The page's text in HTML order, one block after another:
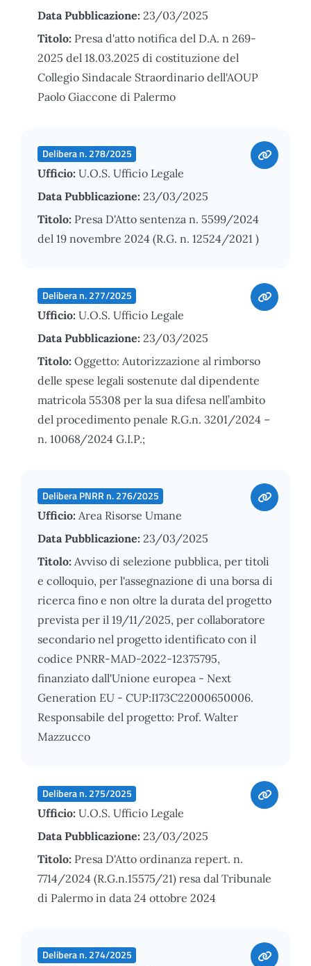
Data Pubblicazione: 23/03/2025
Titolo: Presa d'atto notifica del D.A. n 269-
2025 del 18.03.2025 di costituzione del
Collegio Sindacale Straordinario dell'AOUP
Paolo Giaccone di Palermo
Delibera n. 278/2025
Ufficio: U.O.S. Ufficio Legale
Data Pubblicazione: 23/03/2025
Titolo: Presa D'Atto sentenza n. 5599/2024
del 19 novembre 2024 (R.G. n. 12524/2021 )
Delibera n. 277/2025
Ufficio: U.O.S. Ufficio Legale
Data Pubblicazione: 23/03/2025
Titolo: Oggetto: Autorizzazione al rimborso
delle spese legali sostenute dal dipendente
matricola 55308 per la sua difesa nell’ambito
del procedimento penale R.G.n. 3201/2024 –
n. 10068/2024 G.I.P.;
Delibera PNRR n. 276/2025
Ufficio: Area Risorse Umane
Data Pubblicazione: 23/03/2025
Titolo: Avviso di selezione pubblica, per titoli
e colloquio, per l'assegnazione di una borsa di
ricerca fino e non oltre la durata del progetto
prevista per il 19/11/2025, per collaboratore
secondario nel progetto identificato con il
codice PNRR-MAD-2022-12375795,
finanziato dall'Unione europea - Next
Generation EU - CUP:I173C22000650006.
Responsabile del progetto: Prof. Walter
Mazzucco
Delibera n. 275/2025
Ufficio: U.O.S. Ufficio Legale
Data Pubblicazione: 23/03/2025
Titolo: Presa D'Atto ordinanza repert. n.
7714/2024 (R.G.n.15575/21) resa dal Tribunale
di Palermo in data 24 ottobre 2024
Delibera n. 274/2025